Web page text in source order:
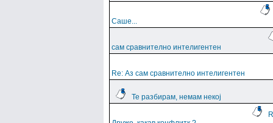
Саше...
сам сравнително интелигентен
Re: Аз сам сравнително интелигентен
Те разбирам, немам некој